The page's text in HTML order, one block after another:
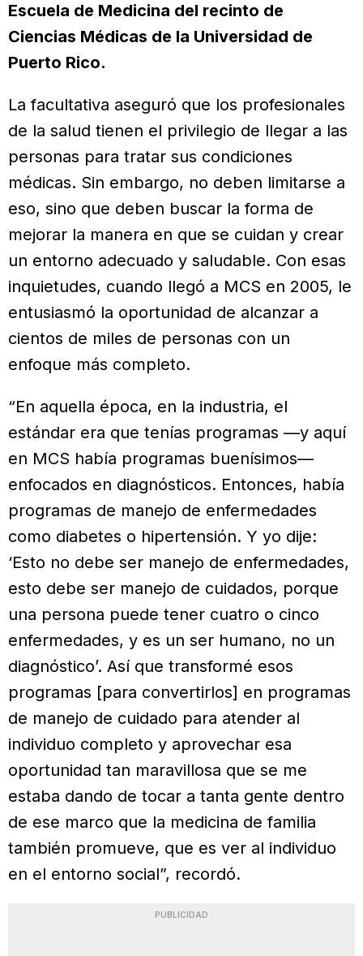
Escuela de Medicina del recinto de
Ciencias Médicas de la Universidad de
Puerto Rico.
La facultativa aseguró que los profesionales
de la salud tienen el privilegio de llegar a las
personas para tratar sus condiciones
médicas. Sin embargo, no deben limitarse a
eso, sino que deben buscar la forma de
mejorar la manera en que se cuidan y crear
un entorno adecuado y saludable. Con esas
inquietudes, cuando llegó a MCS en 2005, le
entusiasmó la oportunidad de alcanzar a
cientos de miles de personas con un
enfoque más completo.
“En aquella época, en la industria, el
estándar era que tenías programas —y aquí
en MCS había programas buenísimos—
enfocados en diagnósticos. Entonces, había
programas de manejo de enfermedades
como diabetes o hipertensión. Y yo dije:
‘Esto no debe ser manejo de enfermedades,
esto debe ser manejo de cuidados, porque
una persona puede tener cuatro o cinco
enfermedades, y es un ser humano, no un
diagnóstico’. Así que transformé esos
programas [para convertirlos] en programas
de manejo de cuidado para atender al
individuo completo y aprovechar esa
oportunidad tan maravillosa que se me
estaba dando de tocar a tanta gente dentro
de ese marco que la medicina de familia
también promueve, que es ver al individuo
en el entorno social”, recordó.
PUBLICIDAD